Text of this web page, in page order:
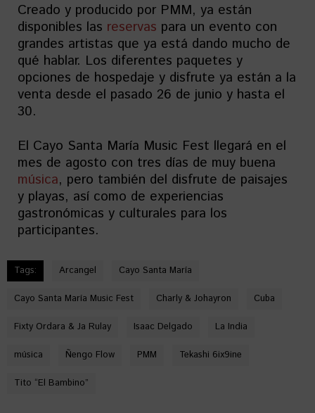
Creado y producido por PMM, ya están
disponibles las reservas para un evento con
grandes artistas que ya está dando mucho de
qué hablar. Los diferentes paquetes y
opciones de hospedaje y disfrute ya están a la
venta desde el pasado 26 de junio y hasta el
30.
El Cayo Santa María Music Fest llegará en el
mes de agosto con tres días de muy buena
música, pero también del disfrute de paisajes
y playas, así como de experiencias
gastronómicas y culturales para los
participantes.
Tags: Arcangel Cayo Santa María
Cayo Santa María Music Fest Charly & Johayron Cuba
Fixty Ordara & Ja Rulay Isaac Delgado La India
música Ñengo Flow PMM Tekashi 6ix9ine
Tito “El Bambino”